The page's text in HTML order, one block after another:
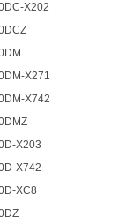
X202
X271
X742
X203
X742
XC8